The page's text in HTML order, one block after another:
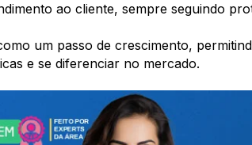
ao cliente, sempre seguindo
um passo de crescimento,
e se diferenciar no mercado.